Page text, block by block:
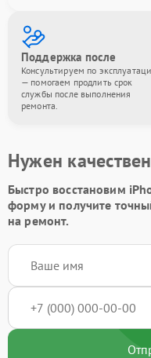
Поддержка после
Консультируем по
— помогаем продлить срок
службы после выполнения
ремонта.
Нужен
Быстро восстановим
формуи получите
на ремонт.